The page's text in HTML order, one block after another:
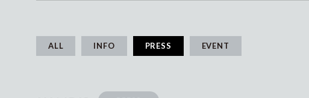
ALL INFO PRESS EVENT